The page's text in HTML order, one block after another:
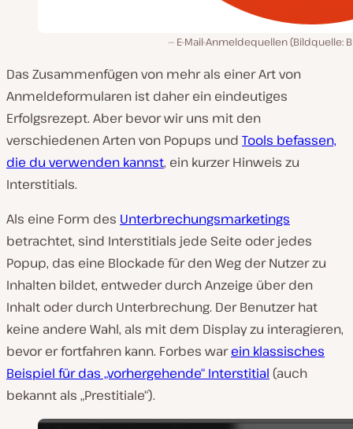
E-Mail-Anmeldequellen (Bildquelle:
Das Zusammenfügen von mehr als einer Art von
Anmeldeformularen ist daher ein eindeutiges
Erfolgsrezept. Aber bevor wir uns mit den
verschiedenen Arten von Popups und Tools befassen,
die du verwenden kannst, ein kurzer Hinweis zu
Interstitials.
Als eine Form des Unterbrechungsmarketings
betrachtet, sind Interstitials jede Seite oder jedes
Popup, das eine Blockade für den Weg der Nutzer zu
Inhalten bildet, entweder durch Anzeige über den
Inhalt oder durch Unterbrechung. Der Benutzer hat
keine andere Wahl, als mit dem Display zu interagieren,
bevor er fortfahren kann. Forbes warein klassisches
Beispiel für das „vorhergehende“ Interstitial (auch
bekannt als „Prestitiale“).